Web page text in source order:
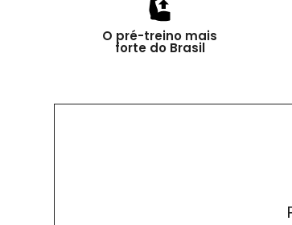
O pré-treino mais
forte do Brasil